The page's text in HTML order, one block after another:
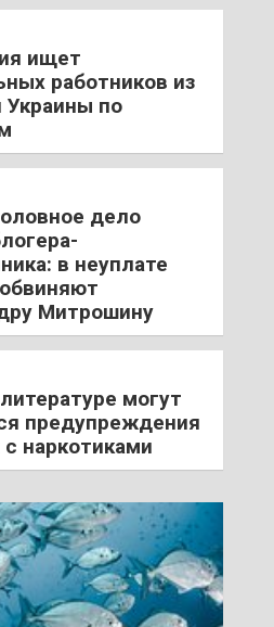
ищет
работников из
Украины по
дело
в неуплате
Митрошину
могут
предупреждения
с наркотиками